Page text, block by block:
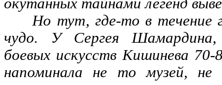
Но тут, где-то в течение
чудо. У Сергея Шамардина,
боевых искусств Кишинева
напоминала не то музей,